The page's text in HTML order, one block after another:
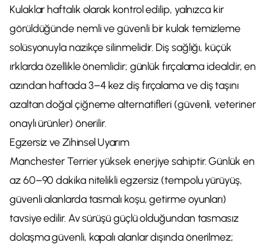
Kulaklar haftalık olarak kontrol edilip, yalnızca kir
görüldüğünde nemli ve güvenli bir kulak temizleme
solüsyonuyla nazikçe silinmelidir. Diş sağlığı, küçük
ırklarda özellikle önemlidir; günlük fırçalama idealdir, en
azından haftada 3–4 kez diş fırçalama ve diş taşını
azaltan doğal çiğneme alternatifleri (güvenli, veteriner
onaylı ürünler) önerilir.
Egzersiz ve Zihinsel Uyarım
Manchester Terrier yüksek enerjiye sahiptir. Günlük en
az 60–90 dakika nitelikli egzersiz (tempolu yürüyüş,
güvenli alanlarda tasmalı koşu, getirme oyunları)
tavsiye edilir. Av sürüşü güçlü olduğundan tasmasız
dolaşma güvenli, kapalı alanlar dışında önerilmez;